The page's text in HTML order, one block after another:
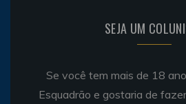
SEJA UM
Se você tem mais de 18
Esquadrão e gostaria de